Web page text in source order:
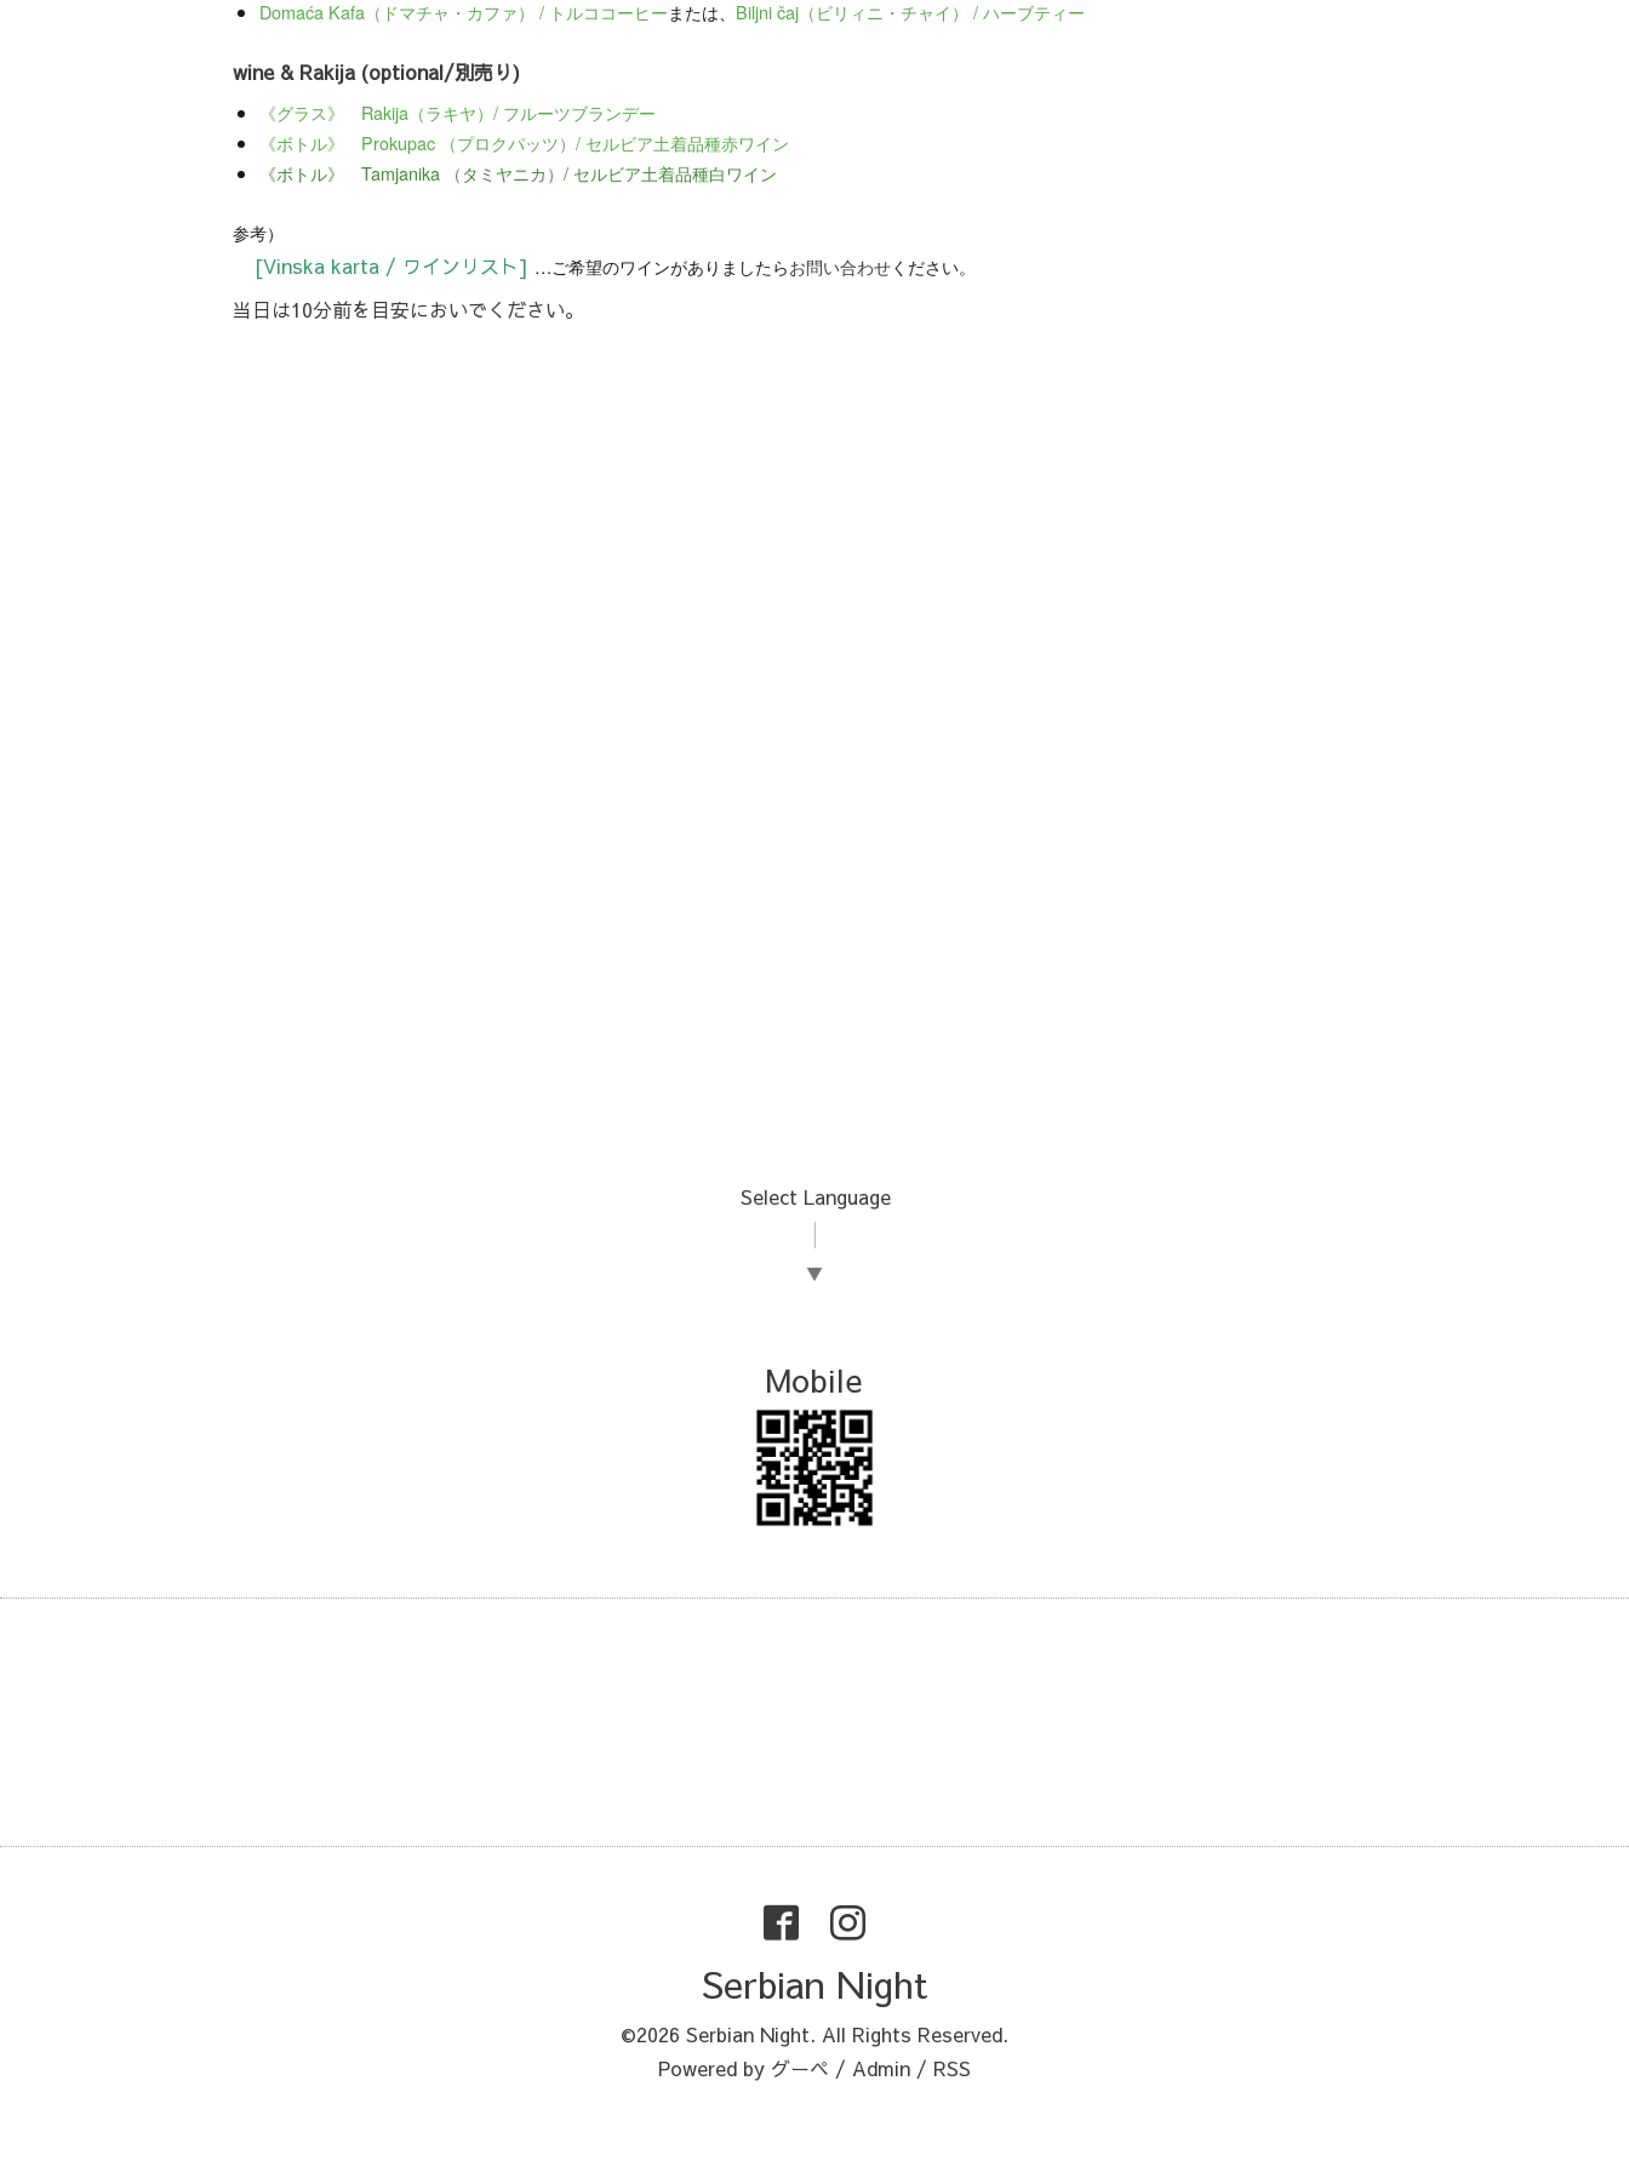
Domaća Kafa（ドマチャ・カファ） / トルココーヒーまたは、 Biljni čaj（ビリィニ・チャイ） / ハーブティー
wine & Rakija (optional/別売り)
《グラス》 Rakija（ラキヤ）/ フルーツブランデー
《ボトル》 Prokupac （プロクパッツ）/ セルビア土着品種赤ワイン
《ボトル》 Tamjanika （タミヤニカ）/ セルビア土着品種白ワイン
参考）
[Vinska karta / ワインリスト] …ご希望のワインがありましたらお問い合わせください。
当日は10分前を目安においでください。
Select Language
▼
Mobile
Serbian Night
©2026 Serbian Night. All Rights Reserved.
Powered by グーペ / Admin / RSS